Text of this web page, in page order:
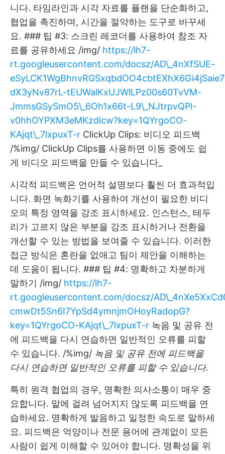
니다. 타임라인과 시각 자료를 플랜을 단순화하고,
협업을 촉진하며, 시간을 절약하는 도구로 바꾸세
요. ### 팁 #3: 스크린 레코더를 사용하여 참조 자
료를 공유하세요 /img/ https://lh7-
rt.googleusercontent.com/docsz/AD\_4nXfSUE-
dX3yNv87rL-tEUWalKxUJWlLPz00s60TvVM-
JmmsGSySmO5\_6Oh1x66t-L9\_NJtrpvQPl-
v0hhOYPXM3eMKzdicw?key=1QYrgoCO-
KAjqt\_7lxpuxT-r ClickUp Clips: 비디오 피드백
/%img/ ClickUp Clips를 사용하면 이동 중에도 쉽
게 비디오 피드백을 만들 수 있습니다_
시각적 피드백은 언어적 설명보다 훨씬 더 효과적입
니다. 화면 녹화기를 사용하여 개선이 필요한 비디
오의 특정 영역을 강조 표시하세요. 인스턴스, 테두
리가 고르지 않은 부분을 강조 표시하거나 전환을
개선할 수 있는 방법을 보여줄 수 있습니다. 이러한
접근 방식은 혼란을 없애고 팀이 제안을 이해하는
데 도움이 됩니다. ### 팁 #4: 명확하고 차분하게
말하기 /img/ https://lh7-
rt.googleusercontent.com/docsz/
cmwDt5Sn6I7YpSd4ymnjmOHoyRadopG?
key=1QYrgoCO-KAjqt\_7lxpuxT-r 녹음 및 공유 전
에 피드백을 다시 연습하면 일반적인 오류를 피할
수 있습니다. /%img/ 녹음 및 공유 전에 피드백을
다시 연습하면 일반적인 오류를 피할 수 있습니다.
특히 원격 협업의 경우, 명확한 의사소통이 매우 중
요합니다. 말에 걸려 넘어지지 않도록 피드백을 연
습하세요. 명확하게 발음하고 일정한 속도로 말하세
요. 피드백은 억양이나 전문 용어에 관계없이 모든
사람이 쉽게 이해할 수 있어야 합니다. 명확성을 위